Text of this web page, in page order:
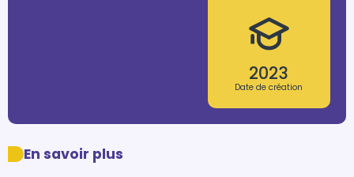
2023
Date de création
En savoir plus